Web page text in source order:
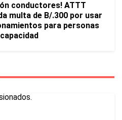
conductores! ATTT
multa de B/.300 por usar
para personas